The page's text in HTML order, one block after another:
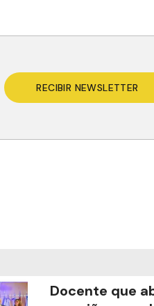
RECIBIR NEWSLETTER
Docente que